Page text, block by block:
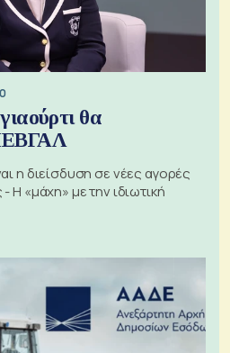
θα
η διείσδυση σε νέες αγορές
Η «μάχη» με την ιδιωτική